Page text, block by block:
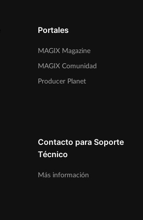
Portales
MAGIX Magazine
MAGIX Comunidad
Producer Planet
Contacto para Soporte
Técnico
Más información